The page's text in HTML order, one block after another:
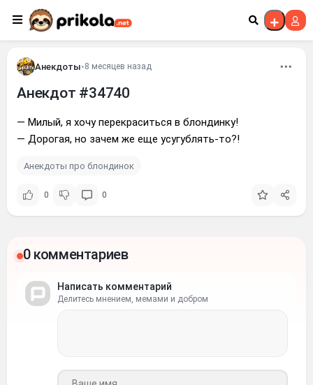
Перейти к контенту
Анекдоты•8 месяцев назад
Анекдот #34740
— Милый, я хочу перекраситься в блондинку!
— Дорогая, но зачем же еще усугублять-то?!
Анекдоты про блондинок
0 0
0 комментариев
Написать комментарий
Делитесь мнением, мемами и добром
Ваше имя